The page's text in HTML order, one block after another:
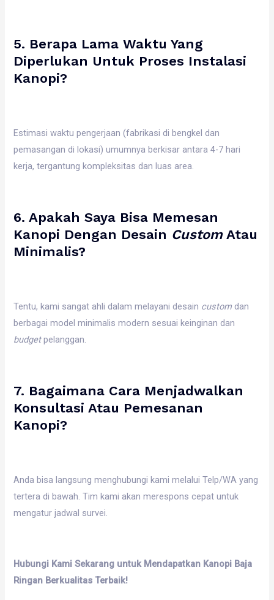
5. Berapa Lama Waktu Yang
Diperlukan Untuk Proses Instalasi
Kanopi?
Estimasi waktu pengerjaan (fabrikasi di bengkel dan
pemasangan di lokasi) umumnya berkisar antara 4-7 hari
kerja, tergantung kompleksitas dan luas area.
6. Apakah Saya Bisa Memesan
Kanopi Dengan Desain CustomAtau
Minimalis?
Tentu, kami sangat ahli dalam melayani desain custom dan
berbagai model minimalis modern sesuai keinginan dan
budgetpelanggan.
7. Bagaimana Cara Menjadwalkan
Konsultasi Atau Pemesanan
Kanopi?
Anda bisa langsung menghubungi kami melalui Telp/WA yang
tertera di bawah. Tim kami akan merespons cepat untuk
mengatur jadwal survei.
Hubungi Kami Sekarang untuk Mendapatkan Kanopi Baja
Ringan Berkualitas Terbaik!